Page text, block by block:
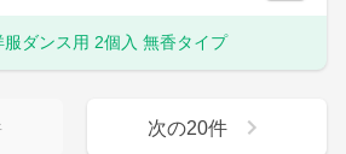
服ダンス用 2個入 無香タイプ
次の20件